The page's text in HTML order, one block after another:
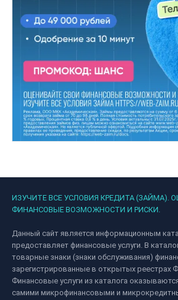
ИЗУЧИТЕ ВСЕ УСЛОВИЯ КРЕДИТА (ЗАЙМА).
ФИНАНСОВЫЕ ВОЗМОЖНОСТИ И РИСКИ.
Данный сайт является информационным
предоставляет финансовые услуги. В
товарные знаки (знаки обслуживания)
зарегистрированные в открытых реестрах
Финансовые услуги из каталога
самими микрофинансовыми и